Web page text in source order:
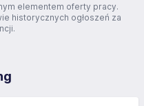
elementem oferty pracy.
historycznych ogłoszeń za